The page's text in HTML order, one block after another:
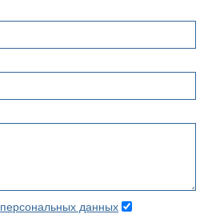
персональных данных